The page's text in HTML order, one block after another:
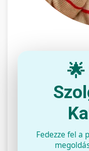
🌟
Fedezze fel a